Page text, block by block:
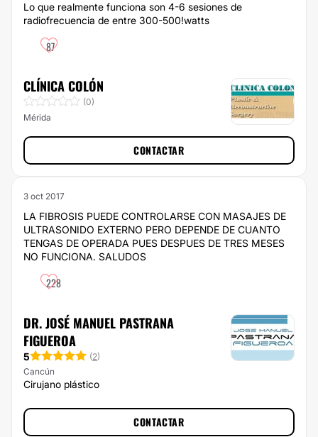
Lo que realmente funciona son 4-6 sesiones de
radiofrecuencia de entre 300-500!watts
87
CLÍNICA COLÓN
(0)
Mérida
CONTACTAR
3 oct 2017
LA FIBROSIS PUEDE CONTROLARSE CON MASAJES DE
ULTRASONIDO EXTERNO PERO DEPENDE DE CUANTO
TENGAS DE OPERADA PUES DESPUES DE TRES MESES
NO FUNCIONA. SALUDOS
228
DR. JOSÉ MANUEL PASTRANA
FIGUEROA
5 (2)
Cancún
Cirujano plástico
CONTACTAR